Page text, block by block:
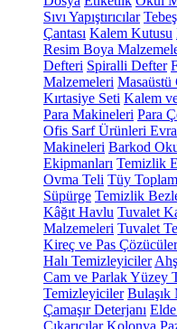
Sıvı Yapıştırıcılar
Çantası Kalem Kutusu
Resim Boya
Defteri Spiralli Defter
Malzemeleri Masaüstü
Kırtasiye Seti Kalem
Para Makineleri Para
Ofis Sarf Ürünleri
Makineleri Barkod
Ekipmanları Temizlik
Ovma Teli Tüy
Süpürge Temizlik
Kâğıt Havlu Tuvalet
Malzemeleri Tuvalet
Kireç ve Pas Çözücüler
Halı Temizleyiciler
Cam ve Parlak Yüzey
Temizleyiciler Bulaşık
Çamaşır Deterjanı
Çıkarıcılar Kolonya